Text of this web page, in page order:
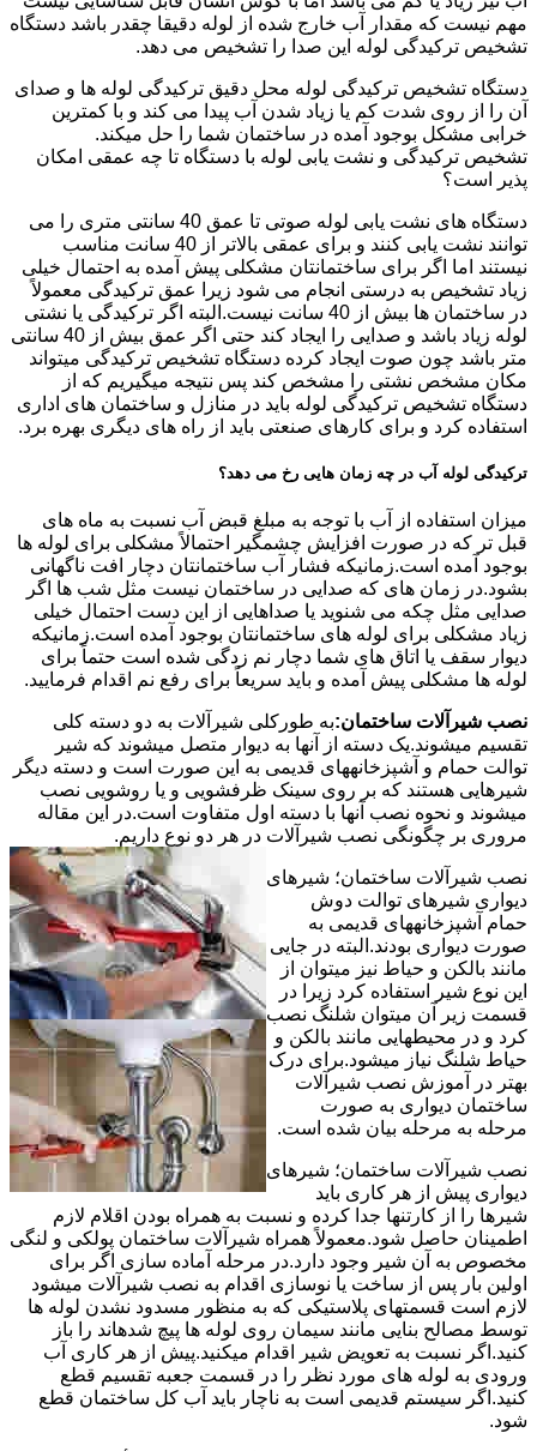
مهم نیست که مقدار آب خارج شده از لوله دقیقا چقدر باشد دستگاه
تشخیص ترکیدگی لوله این صدا را تشخیص می دهد.
دستگاه تشخیص ترکیدگی لوله محل دقیق ترکیدگی لوله ها و صدای
آن را از روی شدت کم یا زیاد شدن آب پیدا می کند و با کمترین
خرابی مشکل بوجود آمده در ساختمان شما را حل میکند.
تشخیص ترکیدگی و نشت یابی لوله با دستگاه تا چه عمقی امکان
پذیر است؟
دستگاه های نشت یابی لوله صوتی تا عمق 40 سانتی متری را می
توانند نشت یابی کنند و برای عمقی بالاتر از 40 سانت مناسب
نیستند اما اگر برای ساختمانتان مشکلی پیش آمده به احتمال خیلی
زیاد تشخیص به درستی انجام می شود زیرا عمق ترکیدگی معمولاً
در ساختمان ها بیش از 40 سانت نیست.البته اگر ترکیدگی یا نشتی
لوله زیاد باشد و صدایی را ایجاد کند حتی اگر عمق بیش از 40 سانتی
متر باشد چون صوت ایجاد کرده دستگاه تشخیص ترکیدگی میتواند
مکان مشخص نشتی را مشخص کند پس نتیجه میگیریم که از
دستگاه تشخیص ترکیدگی لوله باید در منازل و ساختمان های اداری
استفاده کرد و برای کارهای صنعتی باید از راه های دیگری بهره برد.
ترکیدگی لوله آب در چه زمان هایی رخ می دهد؟
میزان استفاده از آب با توجه به مبلغ قبض آب نسبت به ماه های
قبل تر که در صورت افزایش چشمگیر احتمالاً مشکلی برای لوله ها
بوجود آمده است.زمانیکه فشار آب ساختمانتان دچار افت ناگهانی
بشود.در زمان های که صدایی در ساختمان نیست مثل شب ها اگر
صدایی مثل چکه می شنوید یا صداهایی از این دست احتمال خیلی
زیاد مشکلی برای لوله های ساختمانتان بوجود آمده است.زمانیکه
دیوار سقف یا اتاق های شما دچار نم زدگی شده است حتماً برای
لوله ها مشکلی پیش آمده و باید سریعاً برای رفع نم اقدام فرمایید.
نصب شیرآلات ساختمان:به طورکلی شیرآلات به دو دسته کلی
تقسیم میشوند.یک دسته از آنها به دیوار متصل میشوند که شیر
توالت حمام و آشپزخانههای قدیمی به این صورت است و دسته دیگر
شیرهایی هستند که بر روی سینک ظرفشویی و یا روشویی نصب
میشوند و نحوه نصب آنها با دسته اول متفاوت است.در این مقاله
مروری بر چگونگی نصب شیرآلات در هر دو نوع داریم.
نصب شیرآلات ساختمان؛ شیرهای
دیواری شیرهای توالت دوش
حمام آشپزخانههای قدیمی به
صورت دیواری بودند.البته در جایی
مانند بالکن و حیاط نیز میتوان از
این نوع شیر استفاده کرد زیرا در
قسمت زیر آن میتوان شلنگ نصب
کرد و در محیطهایی مانند بالکن و
حیاط شلنگ نیاز میشود.برای درک
بهتر در آموزش نصب شیرآلات
ساختمان دیواری به صورت
مرحله به مرحله بیان شده است.
نصب شیرآلات ساختمان؛ شیرهای
دیواری پیش از هر کاری باید
شیرها را از کارتنها جدا کرده و نسبت به همراه بودن اقلام لازم
اطمینان حاصل شود.معمولاً همراه شیرآلات ساختمان پولکی و لنگی
مخصوص به آن شیر وجود دارد.در مرحله آماده سازی اگر برای
اولین بار پس از ساخت یا نوسازی اقدام به نصب شیرآلات میشود
لازم است قسمتهای پلاستیکی که به منظور مسدود نشدن لوله ها
توسط مصالح بنایی مانند سیمان روی لوله ها پیچ شدهاند را باز
کنید.اگر نسبت به تعویض شیر اقدام میکنید.پیش از هر کاری آب
ورودی به لوله های مورد نظر را در قسمت جعبه تقسیم قطع
کنید.اگر سیستم قدیمی است به ناچار باید آب کل ساختمان قطع
شود.